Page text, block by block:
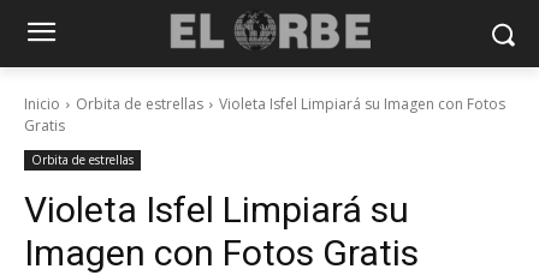
Inicio Orbita de estrellas
Violeta Isfel Limpiará su Imagen con Fotos
Gratis
Orbita de estrellas
Violeta Isfel Limpiará su
Imagen con Fotos Gratis